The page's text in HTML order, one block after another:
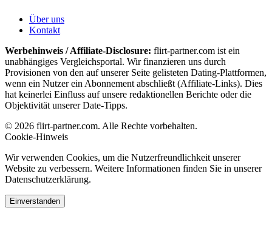
Über uns
Kontakt
Werbehinweis / Affiliate-Disclosure: flirt-partner.com ist ein
unabhängiges Vergleichsportal. Wir finanzieren uns durch
Provisionen von den auf unserer Seite gelisteten Dating-Plattformen,
wenn ein Nutzer ein Abonnement abschließt (Affiliate-Links). Dies
hat keinerlei Einfluss auf unsere redaktionellen Berichte oder die
Objektivität unserer Date-Tipps.
© 2026 flirt-partner.com. Alle Rechte vorbehalten.
Cookie-Hinweis
Wir verwenden Cookies, um die Nutzerfreundlichkeit unserer
Website zu verbessern. Weitere Informationen finden Sie in unserer
Datenschutzerklärung.
Einverstanden